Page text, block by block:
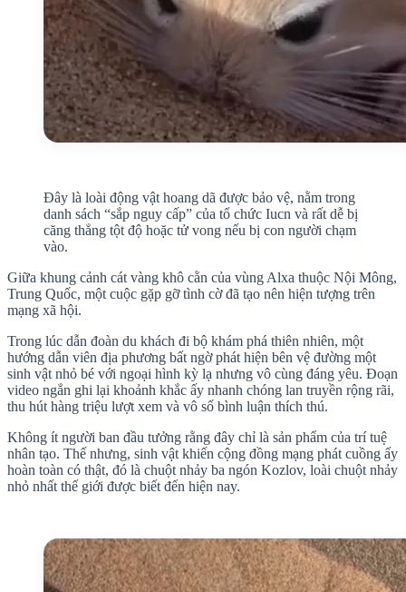
Đây là loài động vật hoang dã được bảo vệ, nằm trong
danh sách “sắp nguy cấp” của tổ chức Iucn và rất dễ bị
căng thẳng tột độ hoặc tử vong nếu bị con người chạm
vào.
Giữa khung cảnh cát vàng khô cằn của vùng Alxa thuộc Nội Mông,
Trung Quốc, một cuộc gặp gỡ tình cờ đã tạo nên hiện tượng trên
mạng xã hội.
Trong lúc dẫn đoàn du khách đi bộ khám phá thiên nhiên, một
hướng dẫn viên địa phương bất ngờ phát hiện bên vệ đường một
sinh vật nhỏ bé với ngoại hình kỳ lạ nhưng vô cùng đáng yêu. Đoạn
video ngắn ghi lại khoảnh khắc ấy nhanh chóng lan truyền rộng rãi,
thu hút hàng triệu lượt xem và vô số bình luận thích thú.
Không ít người ban đầu tưởng rằng đây chỉ là sản phẩm của trí tuệ
nhân tạo. Thế nhưng, sinh vật khiến cộng đồng mạng phát cuồng ấy
hoàn toàn có thật, đó là chuột nhảy ba ngón Kozlov, loài chuột nhảy
nhỏ nhất thế giới được biết đến hiện nay.